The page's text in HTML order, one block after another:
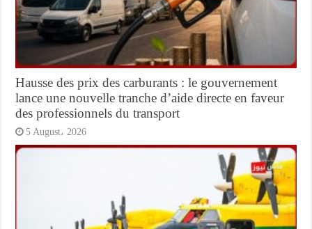
Hausse des prix des carburants : le gouvernement
lance une nouvelle tranche d’aide directe en faveur
des professionnels du transport
5 August، 2026